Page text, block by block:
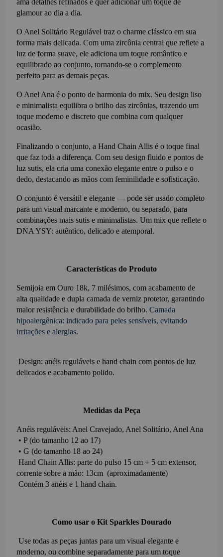
ama detalhes refinados e quer adicionar um toque de
glamour ao dia a dia.
O Anel Solitário Regulável traz o charme clássico em sua
forma mais delicada. Com uma zircônia central que reflete a
luz de forma suave, ele adiciona um toque romântico e
equilibrado ao conjunto, tornando-se o complemento
perfeito para as demais peças.
O Anel Ana é o ponto de harmonia do mix. Seu design liso
e minimalista equilibra o brilho das zircônias, trazendo um
toque moderno e discreto que combina com qualquer
ocasião.
Finalizando o conjunto, a Hand Chain Allis é o toque final
que faz toda a diferença. Com seu design fluido e pontos de
luz sutis, ela cria uma conexão elegante entre o pulso e o
dedo, destacando as mãos com feminilidade e sofisticação.
O conjunto é versátil e elegante — pode ser usado completo
para um visual marcante e moderno, ou separado, para
combinações mais sutis e minimalistas. Um mix que reflete o
DNA YSY: autêntico, delicado e atemporal.
Características do Produto
Semijoia em Ouro 18k, 7 milésimos, com acabamento de
alta qualidade e dupla camada de verniz protetor, garantindo
maior resistência e durabilidade do brilho. Camada
hipoalergênica: indicado para peles sensíveis, evitando
irritações e alergias.
delicados e acabamento polido.
Medidas da Peça
Anéis reguláveis: Anel Cravejado, Anel Solitário, Anel Ana
• P (do tamanho 12 ao 17)
• G (do tamanho 18 ao 24)
corrente sobre a mão: 13cm (aproximadamente)
Contém 3 anéis e 1 hand chain.
Como usar o Kit Sparkles Dourado
moderno, ou combine separadamente para um toque